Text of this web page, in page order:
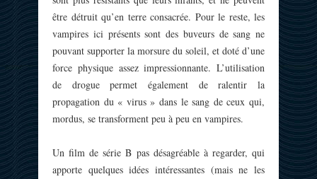
être détruit qu’en terre consacrée. Pour le reste, les
vampires ici présents sont des buveurs de sang ne
pouvant supporter la morsure du soleil, et doté d’une
force physique assez impressionnante. L’utilisation
de drogue permet également de ralentir la
propagation du « virus » dans le sang de ceux qui,
mordus, se transforment peu à peu en vampires.
Un film de série B pas désagréable à regarder, qui
apporte quelques idées intéressantes (mais ne les